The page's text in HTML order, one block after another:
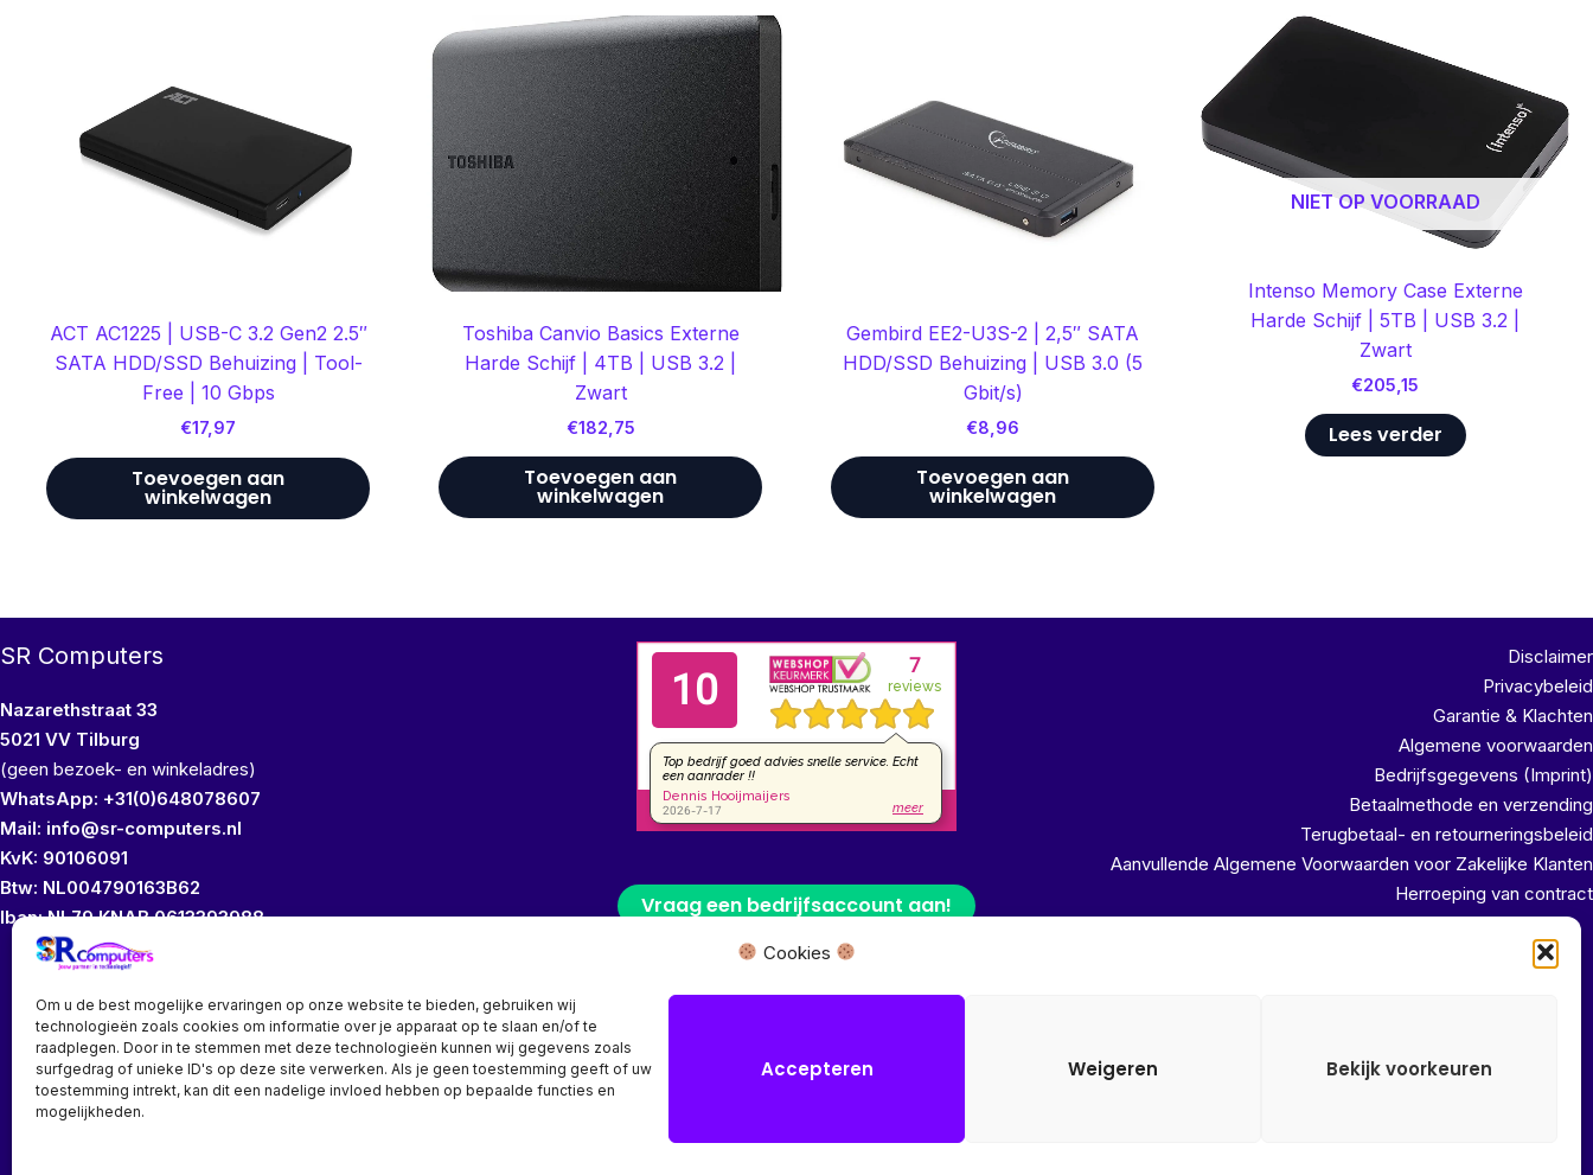
Cookies
Om u de best mogelijke ervaringen op onze website te bieden, gebruiken wij
technologieën zoals cookies om informatie over je apparaat op te slaan en/of te
raadplegen. Door in te stemmen met deze technologieën kunnen wij gegevens zoals
surfgedrag of unieke ID's op deze site verwerken. Als je geen toestemming geeft of uw
toestemming intrekt, kan dit een nadelige invloed hebben op bepaalde functies en
mogelijkheden.
Accepteren Weigeren Bekijk voorkeuren
ACT AC1225 | USB-C 3.2 Gen2 2.5″
SATA HDD/SSD Behuizing | Tool-
Free | 10 Gbps
€17,97
Toevoegen aan
winkelwagen
Toshiba Canvio Basics Externe
Harde Schijf | 4TB | USB 3.2 |
Zwart
€182,75
Toevoegen aan
winkelwagen
Gembird EE2-U3S-2 | 2,5″ SATA
HDD/SSD Behuizing | USB 3.0 (5
Gbit/s)
€8,96
Toevoegen aan
winkelwagen
NIET OP VOORRAAD
Intenso Memory Case Externe
Harde Schijf | 5TB | USB 3.2 |
Zwart
€205,15
Lees verder
SR Computers
Nazarethstraat 33
5021 VV Tilburg
(geen bezoek- en winkeladres)
WhatsApp: +31(0)648078607
Mail: info@sr-computers.nl
KvK: 90106091
Btw: NL004790163B62
Iban: NL79 KNAB 0613393988
Vraag een bedrijfsaccount aan!
Disclaimer
Privacybeleid
Garantie & Klachten
Algemene voorwaarden
Bedrijfsgegevens (Imprint)
Betaalmethode en verzending
Terugbetaal- en retourneringsbeleid
Aanvullende Algemene Voorwaarden voor Zakelijke Klanten
Herroeping van contract
Wij bezitten geen fysieke winkel of bezoekadres, wij leveren uw product rechtstreeks vanuit ons magazijn!!